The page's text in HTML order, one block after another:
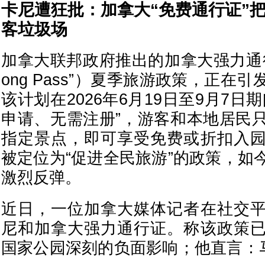
卡尼遭狂批：加拿大“免费通行证”
客垃圾场
加拿大联邦政府推出的加拿大强力
ong Pass”）夏季旅游政策，正在引
该计划在2026年6月19日至9月7日
申请、无需注册”，游客和本地居民
指定景点，即可享受免费或折扣入
被定位为“促进全民旅游”的政策，如
激烈反弹。
近日，一位加拿大媒体记者在社交
尼和加拿大强力通行证。称该政策
国家公园深刻的负面影响；他直言：